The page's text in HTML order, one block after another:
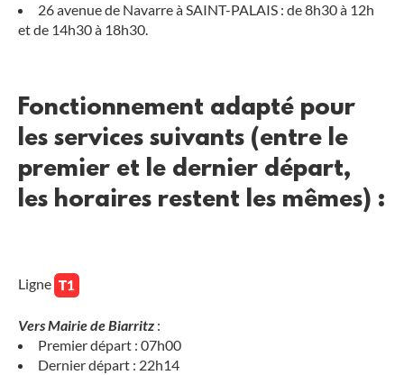
26 avenue de Navarre à SAINT-PALAIS : de 8h30 à 12h
et de 14h30 à 18h30.
Fonctionnement adapté pour
les services suivants (entre le
premier et le dernier départ,
les horaires restent les mêmes) :
Ligne
Vers Mairie de Biarritz :
Premier départ : 07h00
Dernier départ : 22h14